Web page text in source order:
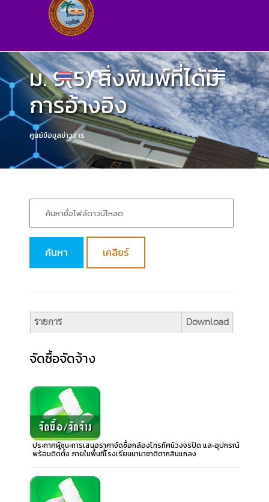
ม. 9(5) สิ่งพิมพ์ที่ได้มี
การอ้างอิง
ศูนย์ข้อมูลข่าวสาร
ค้นหา เคลียร์
รายการ Download
จัดซื้อจัดจ้าง
ประกาศผู้ชนะการเสนอราคาจัดซื้อกล้องโทรทัศน์วงจรปิด และอุปกรณ์
พร้อมติดตั้ง ภายในพื้นที่โรงเรียนนานาชาติตากสินแกลง